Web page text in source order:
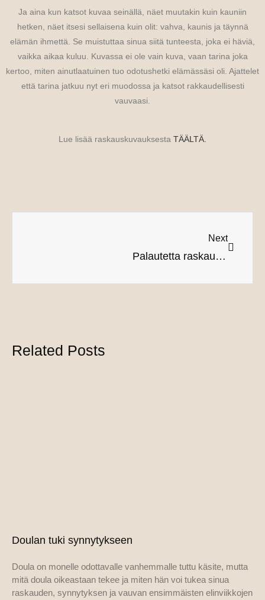
Ja aina kun katsot kuvaa seinällä, näet muutakin kuin kauniin
hetken, näet itsesi sellaisena kuin olit: vahva, kaunis ja täynnä
elämän ihmettä. Se muistuttaa sinua siitä tunteesta, joka ei häviä,
vaikka aikaa kuluu. Kuvassa ei ole vain kuva, vaan tarina joka
kertoo, miten ainutlaatuinen tuo odotushetki elämässäsi oli. Ajattelet
että tarina jatkuu nyt eri muodossa ja katsot rakkaudellisesti
vauvaasi.
Lue lisää raskauskuvauksesta TÄÄLTÄ.
Next
Palautetta raskauskuvauksista
Related Posts
Doulan tuki synnytykseen
Doula on monelle odottavalle vanhemmalle tuttu käsite, mutta
mitä doula oikeastaan tekee ja miten hän voi tukea sinua
raskauden, synnytyksen ja vauvan ensimmäisten elinviikkojen